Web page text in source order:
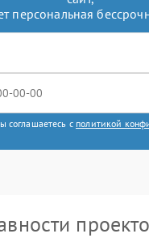
персональная
соглашаетесь с политикой